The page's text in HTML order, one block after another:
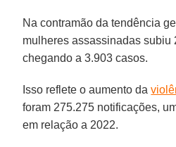
Na contramão da tendência
mulheres assassinadas subiu
chegando a 3.903 casos.
Isso reflete o aumento da
foram 275.275 notificações,
em relação a 2022.